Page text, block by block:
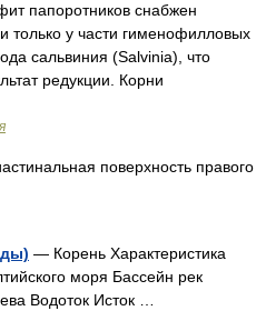
папоротников снабжен
только у части гименофилловых
сальвиния (Salvinia), что
редукции. Корни
поверхность правого
— Корень Характеристика
моря Бассейн рек
Водоток Исток …